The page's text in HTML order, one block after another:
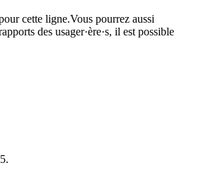
cette ligne.Vous pourrez aussi
des usager·ère·s, il est possible